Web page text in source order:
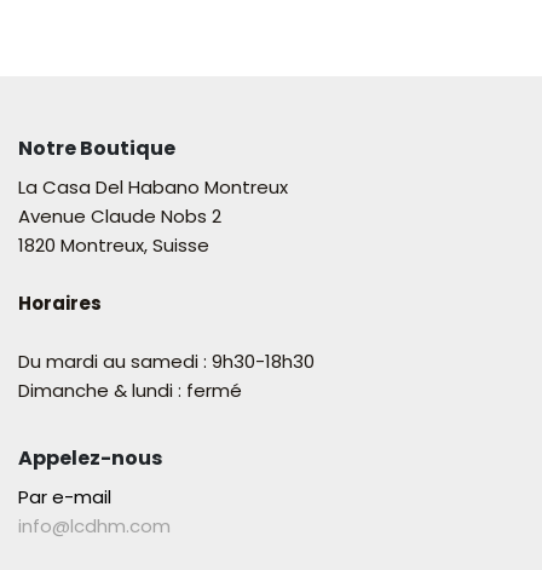
Notre Boutique
La Casa Del Habano Montreux
Avenue Claude Nobs 2
1820 Montreux, Suisse
Horaires
Du mardi au samedi : 9h30-18h30
Dimanche & lundi : fermé
Appelez-nous
Par e-mail
info@lcdhm.com